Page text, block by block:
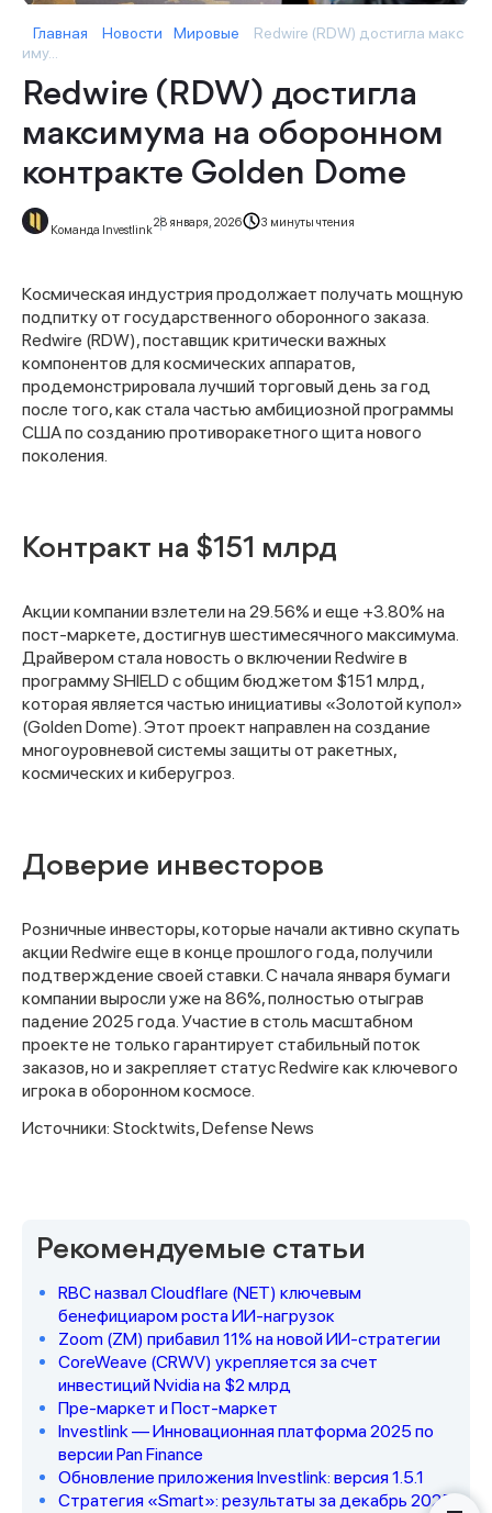
Главная Новости Мировые
Redwire (RDW) достигла макс
иму...
Redwire (RDW) достигла
максимума на оборонном
контракте Golden Dome
Команда Investlink
28 января, 2026 3 минуты чтения
Космическая индустрия продолжает получать мощную
подпитку от государственного оборонного заказа.
Redwire (RDW), поставщик критически важных
компонентов для космических аппаратов,
продемонстрировала лучший торговый день за год
после того, как стала частью амбициозной программы
США по созданию противоракетного щита нового
поколения.
Контракт на $151 млрд
Акции компании взлетели на 29.56% и еще +3.80% на
пост-маркете, достигнув шестимесячного максимума.
Драйвером стала новость о включении Redwire в
программу SHIELD с общим бюджетом $151 млрд,
которая является частью инициативы «Золотой купол»
(Golden Dome). Этот проект направлен на создание
многоуровневой системы защиты от ракетных,
космических и киберугроз.
Доверие инвесторов
Розничные инвесторы, которые начали активно скупать
акции Redwire еще в конце прошлого года, получили
подтверждение своей ставки. С начала января бумаги
компании выросли уже на 86%, полностью отыграв
падение 2025 года. Участие в столь масштабном
проекте не только гарантирует стабильный поток
заказов, но и закрепляет статус Redwire как ключевого
игрока в оборонном космосе.
Источники: Stocktwits, Defense News
Рекомендуемые статьи
RBC назвал Cloudflare (NET) ключевым
бенефициаром роста ИИ-нагрузок
Zoom (ZM) прибавил 11% на новой ИИ-стратегии
CoreWeave (CRWV) укрепляется за счет
инвестиций Nvidia на $2 млрд
Пре-маркет и Пост-маркет
Investlink — Инновационная платформа 2025 по
версии Pan Finance
Обновление приложения Investlink: версия 1.5.1
Стратегия «Smart»: результаты за декабрь 2025
Наши консультанты свяжутся с
вами в ближайшее время